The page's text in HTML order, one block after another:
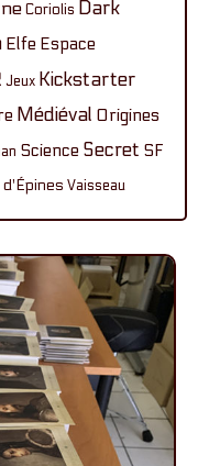
Coriolis Dark
Elfe Espace
Jeux Kickstarter
Médiéval Origines
Science Secret SF
d'Épines Vaisseau